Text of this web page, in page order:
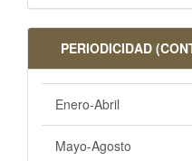
PERIODICIDAD
Enero-Abril
Mayo-Agosto